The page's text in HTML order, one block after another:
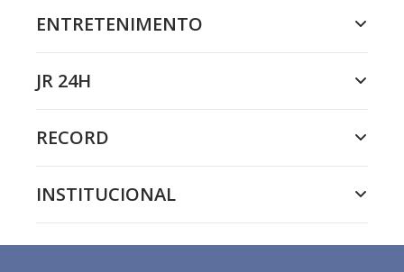
ENTRETENIMENTO
JR 24H
RECORD
INSTITUCIONAL